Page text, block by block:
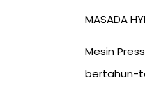
MASADA
Mesin
bertahun-